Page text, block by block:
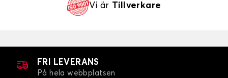
Vi är Tillverkare
FRI LEVERANS
På hela webbplatsen